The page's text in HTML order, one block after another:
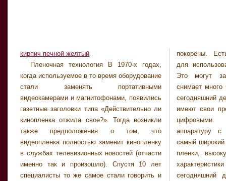
кирпич печной желтый
Пленочная технология В 1970-х годах,
когда используемое в то время оборудование
стали заменять портативными
видеокамерами и магнитофонами, появились
газетные заголовки типа «Действительно ли
кинопленка отжила свое?». Тогда возникли
также предположения о том, что
видеопленка полностью заменит кинопленку
в службах телевизионных новостей (отчасти
именно так и произошло). Спустя 10 лет
специалисты то же самое стали говорить и
покорены.
для использования пленочных технологий.
Это могут засвидетельствовать те, кто
снимает много черно-белых фотографий. На
сегодняшний день «пленочные» изображения
имеют свои преимущества по сравнению с
цифровыми. Если вы хотите получить
аппаратуру с самой низкой стоимостью,
самый широкий диапазон скорости движения
пленки, высокую светочувствительность и
характеристики зернистости, то на
сегодняшний день пленочная фотография